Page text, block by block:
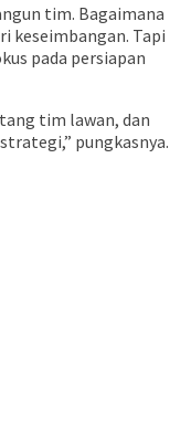
tim. Bagaimana
keseimbangan. Tapi
pada persiapan
tim lawan, dan
pungkasnya.